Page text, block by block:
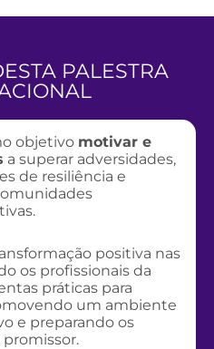
PALESTRA
objetivo motivar e
a superar adversidades,
de resiliência e
positiva nas
os profissionais da
práticas para
um ambiente
e preparando os